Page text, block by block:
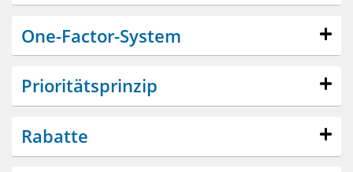
One-Factor-System
Prioritätsprinzip
Rabatte